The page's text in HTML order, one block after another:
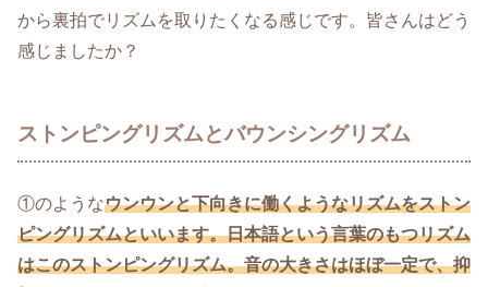
から裏拍でリズムを取りたくなる感じです。皆さんはどう
感じましたか？
ストンピングリズムとバウンシングリズム
①のようなウンウンと下向きに働くようなリズムをストン
ピングリズムといいます。日本語という言葉のもつリズム
はこのストンピングリズム。音の大きさはほぼ一定で、抑